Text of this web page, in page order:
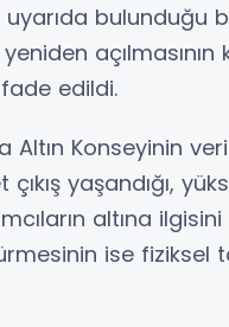
bulunduğu
edildi.
Altın Konseyinin
çıkış yaşandığı,
altına
ise